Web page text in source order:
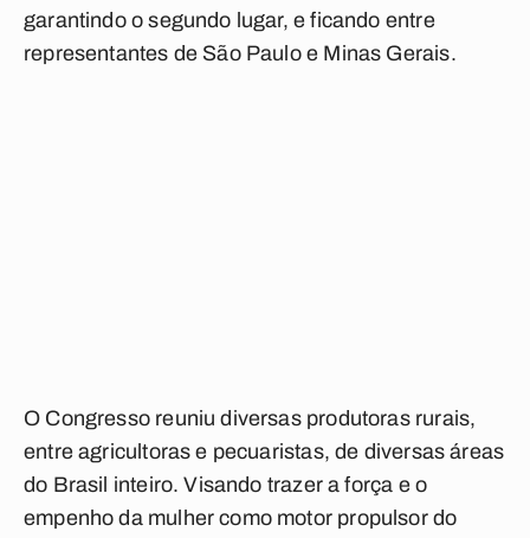
garantindo o segundo lugar, e ficando entre
representantes de São Paulo e Minas Gerais.
O Congresso reuniu diversas produtoras rurais,
entre agricultoras e pecuaristas, de diversas áreas
do Brasil inteiro. Visando trazer a força e o
empenho da mulher como motor propulsor do